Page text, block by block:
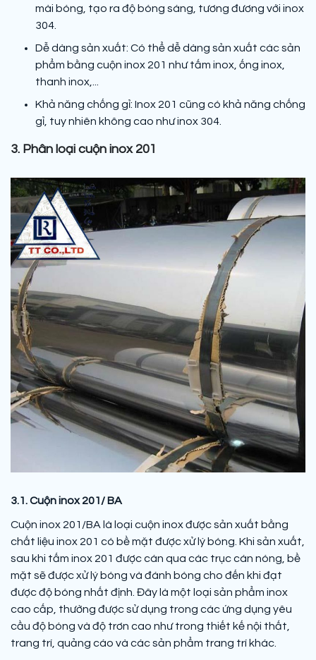
mài bóng, tạo ra độ bóng sáng, tương đương với inox
304.
Dễ dàng sản xuất: Có thể dễ dàng sản xuất các sản
phẩm bằng cuộn inox 201 như tấm inox, ống inox,
thanh inox,...
Khả năng chống gỉ: Inox 201 cũng có khả năng chống
gỉ, tuy nhiên không cao như inox 304.
3. Phân loại cuộn inox 201
3.1. Cuộn inox 201/ BA
Cuộn inox 201/BA là loại cuộn inox được sản xuất bằng
chất liệu inox 201 có bề mặt được xử lý bóng. Khi sản xuất,
sau khi tấm inox 201 được cán qua các trục cán nóng, bề
mặt sẽ được xử lý bóng và đánh bóng cho đến khi đạt
được độ bóng nhất định. Đây là một loại sản phẩm inox
cao cấp, thường được sử dụng trong các ứng dụng yêu
cầu độ bóng và độ trơn cao như trong thiết kế nội thất,
trang trí, quảng cáo và các sản phẩm trang trí khác.